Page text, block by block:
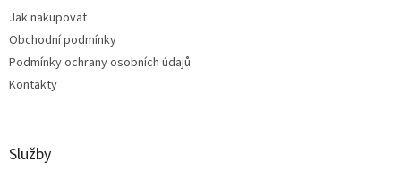
Jak nakupovat
Obchodní podmínky
Podmínky ochrany osobních údajů
Kontakty
Služby